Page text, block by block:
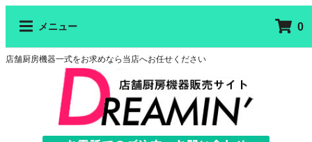
メニュー 0
店舗厨房機器一式をお求めなら当店へお任せください